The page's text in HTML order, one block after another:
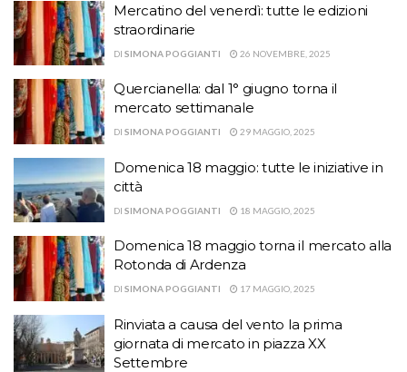
Mercatino del venerdì: tutte le edizioni
straordinarie
DI SIMONA POGGIANTI 26 NOVEMBRE, 2025
Quercianella: dal 1° giugno torna il
mercato settimanale
DI SIMONA POGGIANTI 29 MAGGIO, 2025
Domenica 18 maggio: tutte le iniziative in
città
DI SIMONA POGGIANTI 18 MAGGIO, 2025
Domenica 18 maggio torna il mercato alla
Rotonda di Ardenza
DI SIMONA POGGIANTI 17 MAGGIO, 2025
Rinviata a causa del vento la prima
giornata di mercato in piazza XX
Settembre